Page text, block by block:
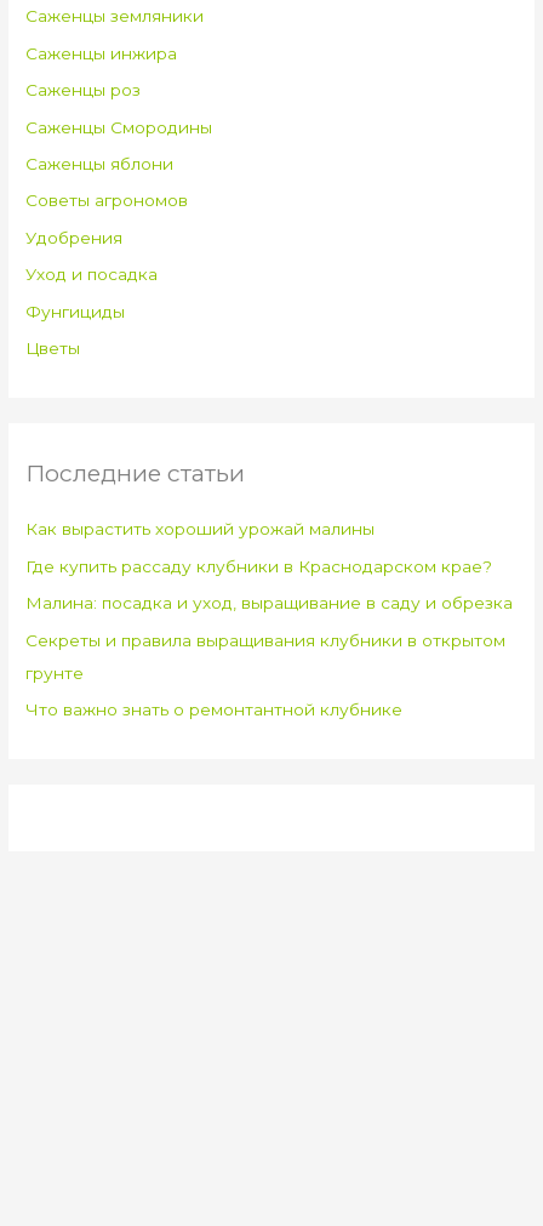
Саженцы земляники
Саженцы инжира
Саженцы роз
Саженцы Смородины
Саженцы яблони
Советы агрономов
Удобрения
Уход и посадка
Фунгициды
Цветы
Последние статьи
Как вырастить хороший урожай малины
Где купить рассаду клубники в Краснодарском крае?
Малина: посадка и уход, выращивание в саду и обрезка
Секреты и правила выращивания клубники в открытом
грунте
Что важно знать о ремонтантной клубнике